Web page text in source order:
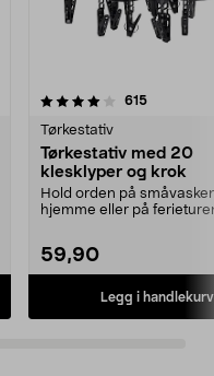
615
Tørkestativ
Tørkestativ med 20
klesklyper og krok
Hold orden på
hjemme eller på
59,90
Legg i handlekurv
4.5 av 5 stjerner